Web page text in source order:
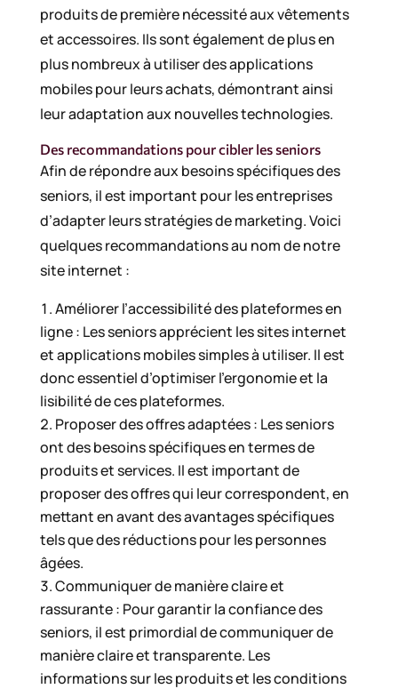
produits de première nécessité aux vêtements
et accessoires. Ils sont également de plus en
plus nombreux à utiliser des applications
mobiles pour leurs achats, démontrant ainsi
leur adaptation aux nouvelles technologies.
Des recommandations pour cibler les seniors
Afin de répondre aux besoins spécifiques des
seniors, il est important pour les entreprises
d’adapter leurs stratégies de marketing. Voici
quelques recommandations au nom de notre
site internet :
Améliorer l’accessibilité des plateformes en
ligne : Les seniors apprécient les sites internet
et applications mobiles simples à utiliser. Il est
donc essentiel d’optimiser l’ergonomie et la
lisibilité de ces plateformes.
Proposer des offres adaptées : Les seniors
ont des besoins spécifiques en termes de
produits et services. Il est important de
proposer des offres qui leur correspondent, en
mettant en avant des avantages spécifiques
tels que des réductions pour les personnes
âgées.
Communiquer de manière claire et
rassurante : Pour garantir la confiance des
seniors, il est primordial de communiquer de
manière claire et transparente. Les
informations sur les produits et les conditions